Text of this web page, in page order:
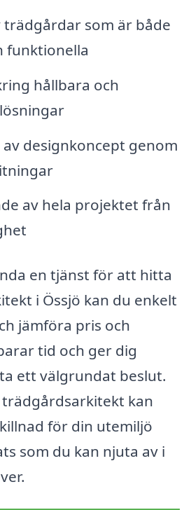
trädgårdar som är både
funktionella
hållbara och
designkoncept genom
av hela projektet från
en tjänst för att hitta
i Össjö kan du enkelt
jämföra pris och
tid och ger dig
ett välgrundat beslut.
kan
för din utemiljö
som du kan njuta av i